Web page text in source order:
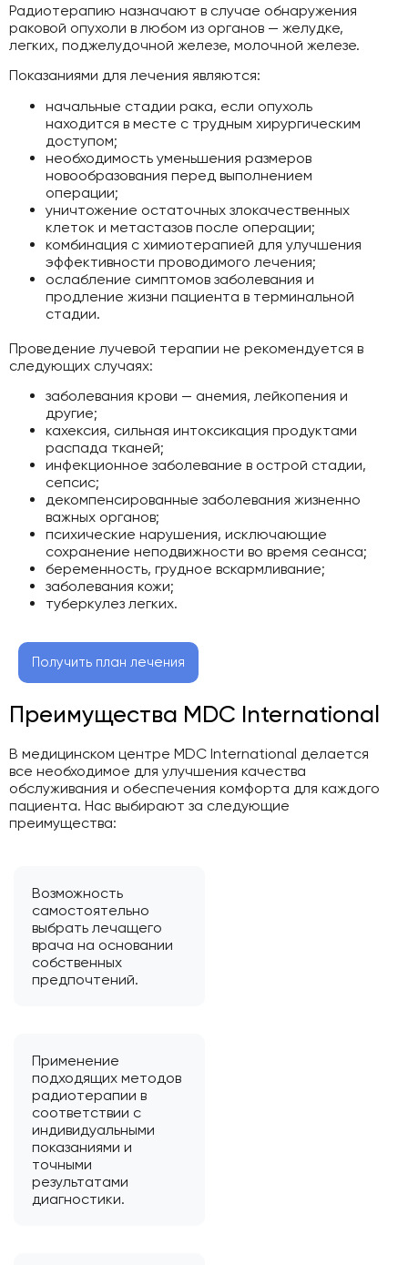
Радиотерапию назначают в случае обнаружения
раковой опухоли в любом из органов — желудке,
легких, поджелудочной железе, молочной железе.
Показаниями для лечения являются:
начальные стадии рака, если опухоль
находится в месте с трудным хирургическим
доступом;
необходимость уменьшения размеров
новообразования перед выполнением
операции;
уничтожение остаточных злокачественных
клеток и метастазов после операции;
комбинация с химиотерапией для улучшения
эффективности проводимого лечения;
ослабление симптомов заболевания и
продление жизни пациента в терминальной
стадии.
Проведение лучевой терапии не рекомендуется в
следующих случаях:
заболевания крови — анемия, лейкопения и
другие;
кахексия, сильная интоксикация продуктами
распада тканей;
инфекционное заболевание в острой стадии,
сепсис;
декомпенсированные заболевания жизненно
важных органов;
психические нарушения, исключающие
сохранение неподвижности во время сеанса;
беременность, грудное вскармливание;
заболевания кожи;
туберкулез легких.
Получить план лечения
Преимущества MDC International
В медицинском центре MDC International делается
все необходимое для улучшения качества
обслуживания и обеспечения комфорта для каждого
пациента. Нас выбирают за следующие
преимущества:
Возможность
самостоятельно
выбрать лечащего
врача на основании
собственных
предпочтений.
Применение
подходящих методов
радиотерапии в
соответствии с
индивидуальными
показаниями и
точными
результатами
диагностики.